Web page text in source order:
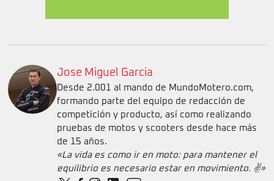
Jose Miguel Garcia
Desde 2.001 al mando de MundoMotero.com,
formando parte del equipo de redacción de
competición y producto, así como realizando
pruebas de motos y scooters desde hace más
de 15 años.
«La vida es como ir en moto: para mantener el
equilibrio es necesario estar en movimiento. ✌️»